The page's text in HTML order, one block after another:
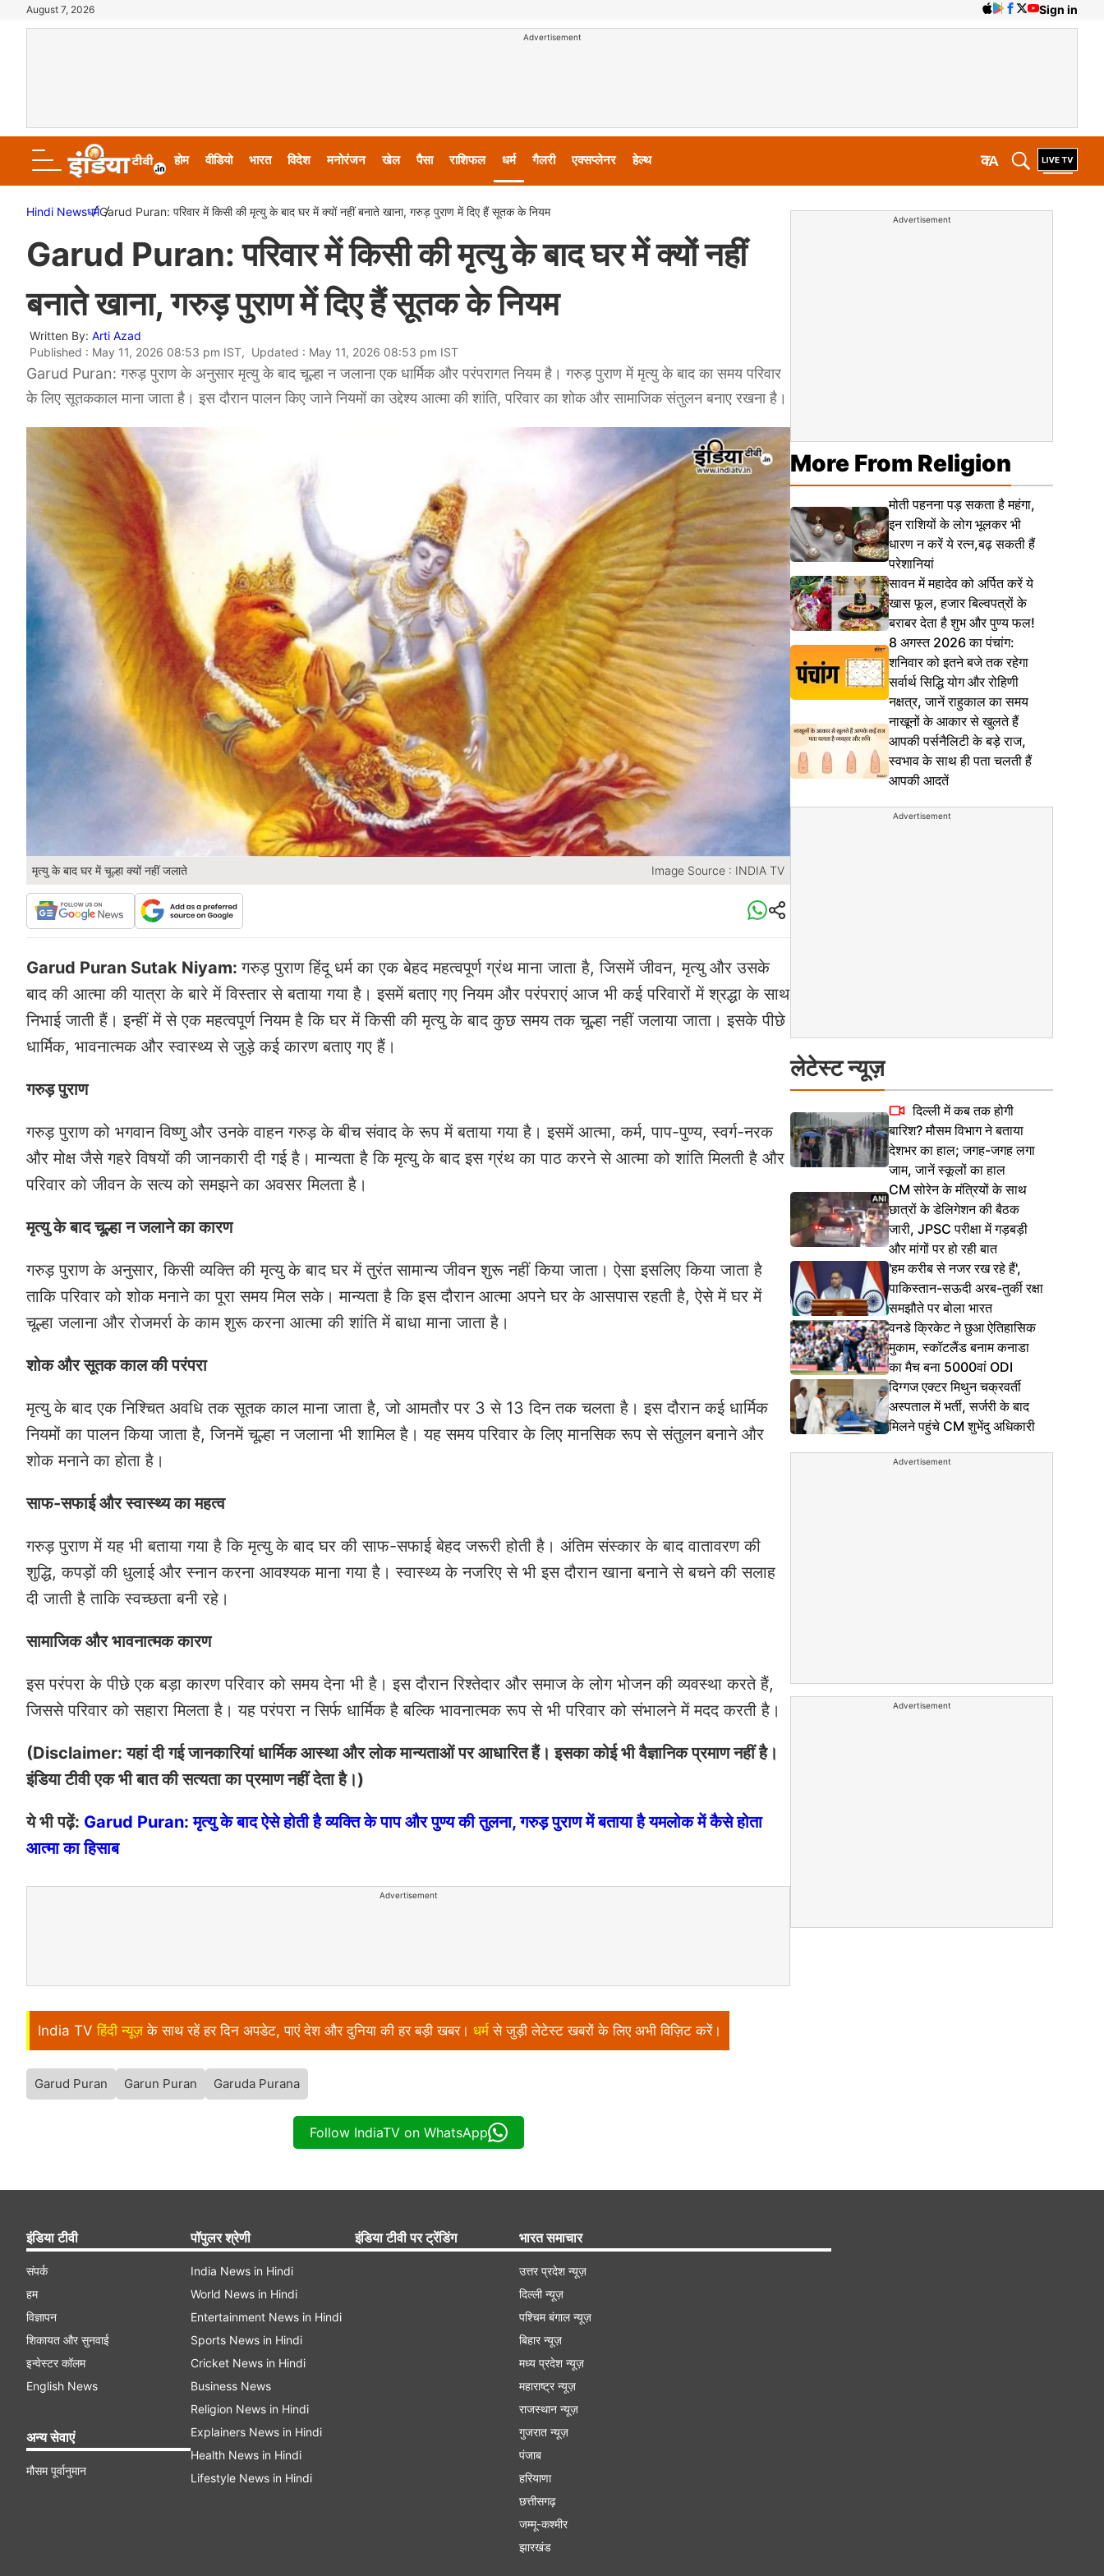
August 7, 2026 Sign in
Advertisement
होम वीडियो भारत विदेश मनोरंजन खेल पैसा राशिफल धर्म गैलरी एक्सप्लेनर हेल्थ A
क
Hindi Newsधर्मGarud Puran: परिवार में किसी की मृत्यु के बाद घर में क्यों नहीं बनाते खाना, गरुड़ पुराण में दिए हैं सूतक के नियम
Garud Puran: परिवार में किसी की मृत्यु के बाद घर में क्यों नहीं
बनाते खाना, गरुड़ पुराण में दिए हैं सूतक के नियम
Written By: Arti Azad
Published : May 11, 2026 08:53 pm IST, Updated : May 11, 2026 08:53 pm IST
Garud Puran: गरुड़ पुराण के अनुसार मृत्यु के बाद चूल्हा न जलाना एक धार्मिक और परंपरागत नियम है। गरुड़ पुराण में मृत्यु के बाद का समय परिवार
के लिए सूतककाल माना जाता है। इस दौरान पालन किए जाने नियमों का उद्देश्य आत्मा की शांति, परिवार का शोक और सामाजिक संतुलन बनाए रखना है।
मृत्यु के बाद घर में चूल्हा क्यों नहीं जलाते Image Source : INDIA TV
Garud Puran Sutak Niyam:गरुड़ पुराण हिंदू धर्म का एक बेहद महत्वपूर्ण ग्रंथ माना जाता है, जिसमें जीवन, मृत्यु और उसके
बाद की आत्मा की यात्रा के बारे में विस्तार से बताया गया है। इसमें बताए गए नियम और परंपराएं आज भी कई परिवारों में श्रद्धा के साथ
निभाई जाती हैं। इन्हीं में से एक महत्वपूर्ण नियम है कि घर में किसी की मृत्यु के बाद कुछ समय तक चूल्हा नहीं जलाया जाता। इसके पीछे
धार्मिक, भावनात्मक और स्वास्थ्य से जुड़े कई कारण बताए गए हैं।
गरुड़ पुराण
गरुड़ पुराण को भगवान विष्णु और उनके वाहन गरुड़ के बीच संवाद के रूप में बताया गया है। इसमें आत्मा, कर्म, पाप-पुण्य, स्वर्ग-नरक
और मोक्ष जैसे गहरे विषयों की जानकारी दी गई है। मान्यता है कि मृत्यु के बाद इस ग्रंथ का पाठ करने से आत्मा को शांति मिलती है और
परिवार को जीवन के सत्य को समझने का अवसर मिलता है।
मृत्यु के बाद चूल्हा न जलाने का कारण
गरुड़ पुराण के अनुसार, किसी व्यक्ति की मृत्यु के बाद घर में तुरंत सामान्य जीवन शुरू नहीं किया जाता। ऐसा इसलिए किया जाता है
ताकि परिवार को शोक मनाने का पूरा समय मिल सके। मान्यता है कि इस दौरान आत्मा अपने घर के आसपास रहती है, ऐसे में घर में
चूल्हा जलाना और रोजमर्रा के काम शुरू करना आत्मा की शांति में बाधा माना जाता है।
शोक और सूतक काल की परंपरा
मृत्यु के बाद एक निश्चित अवधि तक सूतक काल माना जाता है, जो आमतौर पर 3 से 13 दिन तक चलता है। इस दौरान कई धार्मिक
नियमों का पालन किया जाता है, जिनमें चूल्हा न जलाना भी शामिल है। यह समय परिवार के लिए मानसिक रूप से संतुलन बनाने और
शोक मनाने का होता है।
साफ-सफाई और स्वास्थ्य का महत्व
गरुड़ पुराण में यह भी बताया गया है कि मृत्यु के बाद घर की साफ-सफाई बेहद जरूरी होती है। अंतिम संस्कार के बाद वातावरण की
शुद्धि, कपड़ों की धुलाई और स्नान करना आवश्यक माना गया है। स्वास्थ्य के नजरिए से भी इस दौरान खाना बनाने से बचने की सलाह
दी जाती है ताकि स्वच्छता बनी रहे।
सामाजिक और भावनात्मक कारण
इस परंपरा के पीछे एक बड़ा कारण परिवार को समय देना भी है। इस दौरान रिश्तेदार और समाज के लोग भोजन की व्यवस्था करते हैं,
जिससे परिवार को सहारा मिलता है। यह परंपरा न सिर्फ धार्मिक है बल्कि भावनात्मक रूप से भी परिवार को संभालने में मदद करती है।
(Disclaimer: यहां दी गई जानकारियां धार्मिक आस्था और लोक मान्यताओं पर आधारित हैं। इसका कोई भी वैज्ञानिक प्रमाण नहीं है।
इंडिया टीवी एक भी बात की सत्यता का प्रमाण नहीं देता है।)
ये भी पढ़ें: Garud Puran: मृत्यु के बाद ऐसे होती है व्यक्ति के पाप और पुण्य की तुलना, गरुड़ पुराण में बताया है यमलोक में कैसे होता
आत्मा का हिसाब
Advertisement
India TV हिंदी न्यूज़ के साथ रहें हर दिन अपडेट, पाएं देश और दुनिया की हर बड़ी खबर। धर्म से जुड़ी लेटेस्ट खबरों के लिए अभी विज़िट करें।
Garud Puran Garun Puran Garuda Purana
Follow IndiaTV on WhatsApp
Advertisement
More From Religion
मोती पहनना पड़ सकता है महंगा,
इन राशियों के लोग भूलकर भी
धारण न करें ये रत्न,बढ़ सकती हैं
परेशानियां
सावन में महादेव को अर्पित करें ये
खास फूल, हजार बिल्वपत्रों के
बराबर देता है शुभ और पुण्य फल!
8 अगस्त 2026 का पंचांग:
शनिवार को इतने बजे तक रहेगा
सर्वार्थ सिद्धि योग और रोहिणी
नक्षत्र, जानें राहुकाल का समय
नाखूनों के आकार से खुलते हैं
आपकी पर्सनैलिटी के बड़े राज,
स्वभाव के साथ ही पता चलती हैं
आपकी आदतें
Advertisement
लेटेस्ट न्यूज़
दिल्ली में कब तक होगी
बारिश? मौसम विभाग ने बताया
देशभर का हाल; जगह-जगह लगा
जाम, जानें स्कूलों का हाल
CM सोरेन के मंत्रियों के साथ
छात्रों के डेलिगेशन की बैठक
जारी, JPSC परीक्षा में गड़बड़ी
और मांगों पर हो रही बात
'हम करीब से नजर रख रहे हैं',
पाकिस्तान-सऊदी अरब-तुर्की रक्षा
समझौते पर बोला भारत
वनडे क्रिकेट ने छुआ ऐतिहासिक
मुकाम, स्कॉटलैंड बनाम कनाडा
का मैच बना 5000वां ODI
दिग्गज एक्टर मिथुन चक्रवर्ती
अस्पताल में भर्ती, सर्जरी के बाद
मिलने पहुंचे CM शुभेंदु अधिकारी
Advertisement
Advertisement
इंडिया टीवी
संपर्क
हम
विज्ञापन
शिकायत और सुनवाई
इन्वेस्टर कॉलम
English News
अन्य सेवाएं
मौसम पूर्वानुमान
पॉपुलर श्रेणी
India News in Hindi
World News in Hindi
Entertainment News in Hindi
Sports News in Hindi
Cricket News in Hindi
Business News
Religion News in Hindi
Explainers News in Hindi
Health News in Hindi
Lifestyle News in Hindi
इंडिया टीवी पर ट्रेंडिंग भारत समाचार
उत्तर प्रदेश न्यूज़
दिल्ली न्यूज़
पश्चिम बंगाल न्यूज़
बिहार न्यूज़
मध्य प्रदेश न्यूज़
महाराष्ट्र न्यूज़
राजस्थान न्यूज़
गुजरात न्यूज़
पंजाब
हरियाणा
छत्तीसगढ़
जम्मू-कश्मीर
झारखंड